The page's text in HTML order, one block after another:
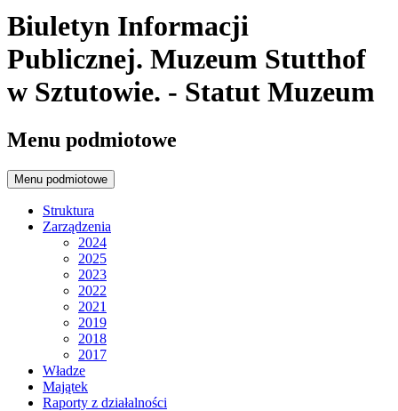
Biuletyn Informacji
Publicznej. Muzeum Stutthof
w Sztutowie. - Statut Muzeum
Menu podmiotowe
Menu podmiotowe
Struktura
Zarządzenia
2024
2025
2023
2022
2021
2019
2018
2017
Władze
Majątek
Raporty z działalności